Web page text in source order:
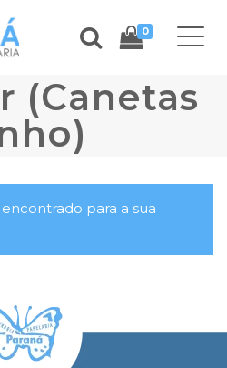
0
(Canetas
para a sua